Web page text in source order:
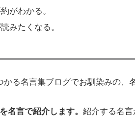
がわかる。
みたくなる。
る名言集ブログでお馴染みの、
名言で紹介します。 紹介する名